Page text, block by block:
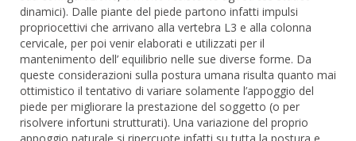
dinamici). Dalle piante del piede partono infatti impulsi
propriocettivi che arrivano alla vertebra L3 e alla colonna
cervicale, per poi venir elaborati e utilizzati per il
mantenimento dell’ equilibrio nelle sue diverse forme. Da
queste considerazioni sulla postura umana risulta quanto mai
ottimistico il tentativo di variare solamente l’appoggio del
piede per migliorare la prestazione del soggetto (o per
risolvere infortuni strutturati). Una variazione del proprio